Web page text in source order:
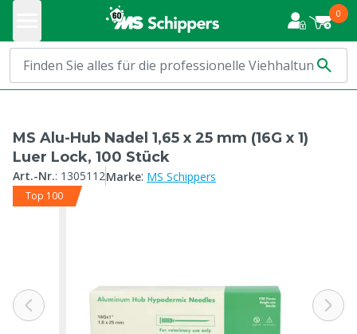
0
MS Alu-Hub Nadel 1,65 x 25 mm (16G x 1)
Luer Lock, 100 Stück
Art.-Nr.: 1305112Marke: MS Schippers
Top 100